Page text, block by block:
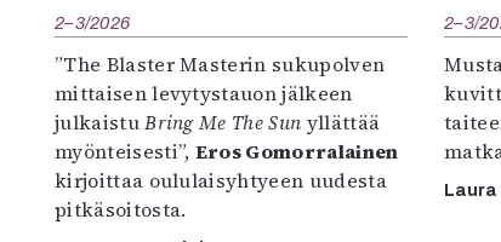
2–3/2026
”The Blaster Masterin sukupolven
mittaisen levytystauon jälkeen
julkaistuBring Me The Sun yllättää
myönteisesti”, Eros Gomorralainen
kirjoittaa oululaisyhtyeen uudesta
pitkäsoitosta.
2–3/
Laura